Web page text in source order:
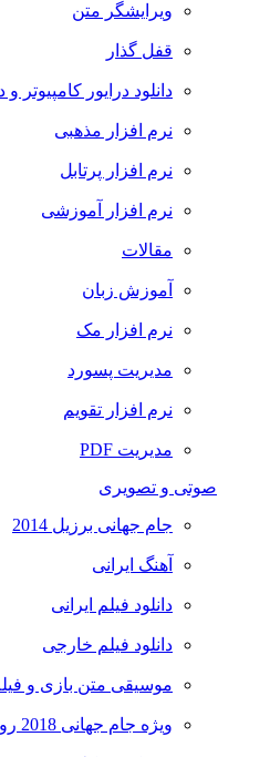
ویرایشگر متن
قفل گذار
دانلود درایور کامپیوتر
نرم افزار مذهبی
نرم افزار پرتابل
نرم افزار آموزشی
مقالات
آموزش زبان
نرم افزار مک
مدیریت پسورد
نرم افزار تقویم
مدیریت PDF
صوتی و تصویری
جام جهانی برزیل 2014
آهنگ ایرانی
دانلود فیلم ایرانی
دانلود فیلم خارجی
موسیقی متن بازی و
ویژه جام جهانی 2018 روسیه